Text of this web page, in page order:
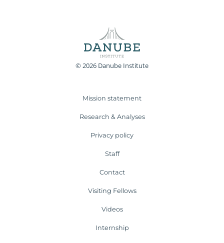
© 2026 Danube Institute
Mission statement
Research & Analyses
Privacy policy
Staff
Contact
Visiting Fellows
Videos
Internship